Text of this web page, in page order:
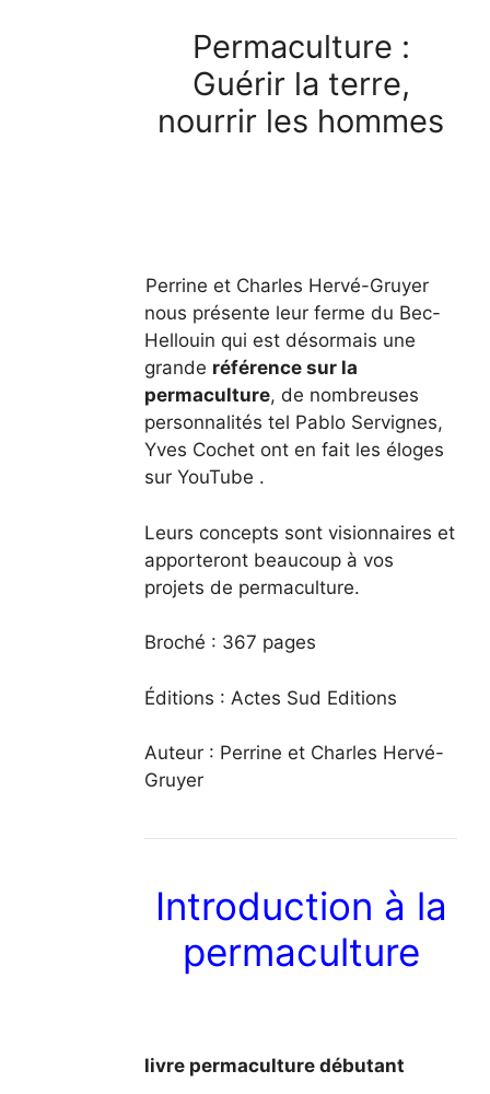
Permaculture :
Guérir la terre,
nourrir les hommes
Perrine et Charles Hervé-Gruyer
nous présente leur ferme du Bec-
Hellouin qui est désormais une
grande référence sur la
permaculture, de nombreuses
personnalités tel Pablo Servignes,
Yves Cochet ont en fait les éloges
sur YouTube .
Leurs concepts sont visionnaires et
apporteront beaucoup à vos
projets de permaculture.
Broché : 367 pages
Éditions : Actes Sud Editions
Auteur : Perrine et Charles Hervé-
Gruyer
Introduction à la
permaculture
livre permaculture débutant